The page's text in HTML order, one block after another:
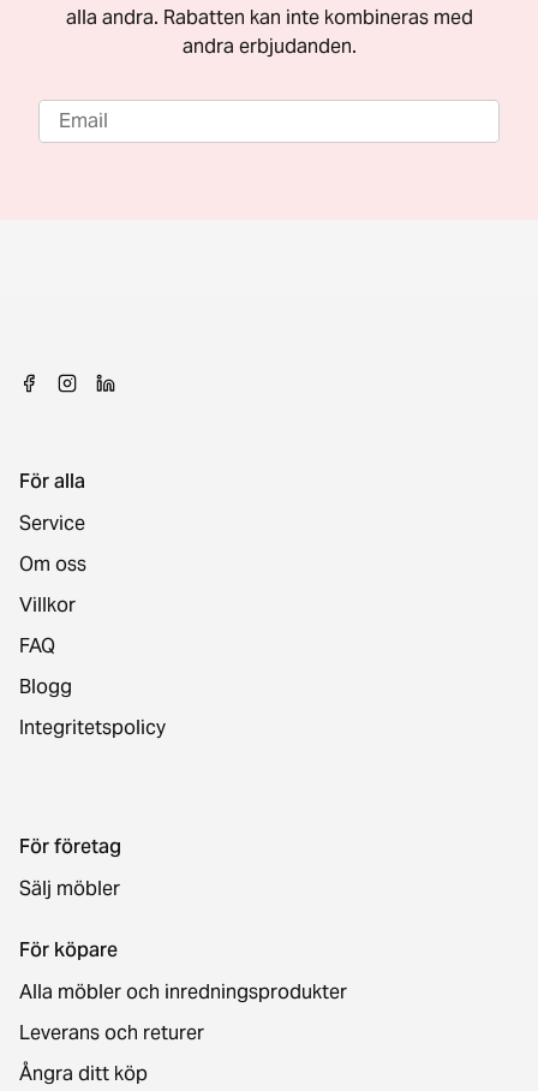
alla andra. Rabatten kan inte kombineras med
andra erbjudanden.
För alla
Service
Om oss
Villkor
FAQ
Blogg
Integritetspolicy
För företag
Sälj möbler
För köpare
Alla möbler och inredningsprodukter
Leverans och returer
Ångra ditt köp